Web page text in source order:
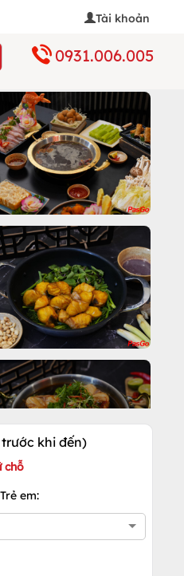
Tài khoản
0931.006.005
Xem tất cả
khi đến)
chỗ
Trẻ em: